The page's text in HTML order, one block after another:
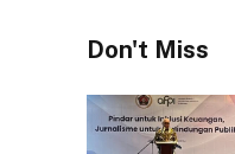
Don't Miss